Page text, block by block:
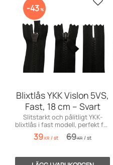
Blixtlås YKK Vislon 5VS,
Fast, 18 cm – Svart
Slitstarkt och pålitligt YKK-
blixtlås i fast modell, perfekt för
kläder, väskor och accessoarer.
Plasttänder 5VS, 18 cm lång,
39KR /st 69KR /st
43%